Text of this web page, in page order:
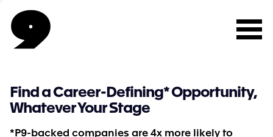
Find a Career-Defining* Opportunity,
Whatever Your Stage
*P9-backed companies are 4x more likely to